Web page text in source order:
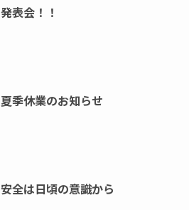
発表会！！
夏季休業のお知らせ
安全は日頃の意識から